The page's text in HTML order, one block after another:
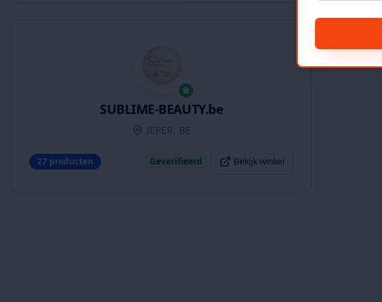
SUBLIME-BEAUTY.be
IEPER, BE
27 producten Geverifieerd Bekijk winkel